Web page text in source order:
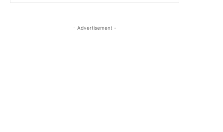
- Advertisement -